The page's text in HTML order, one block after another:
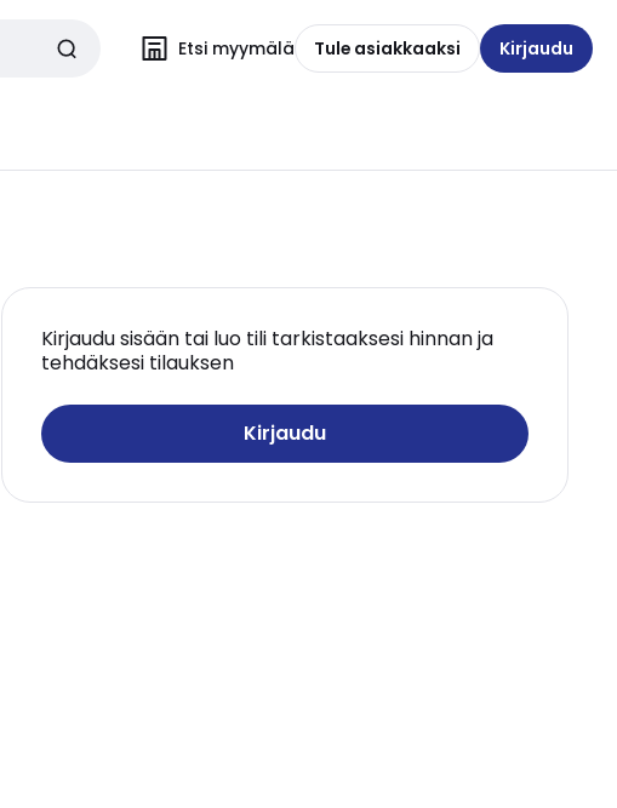
Etsi myymälä Tule asiakkaaksi Kirjaudu
Kirjaudu sisään tai luo tili tarkistaaksesi hinnan ja
tehdäksesi tilauksen
Kirjaudu